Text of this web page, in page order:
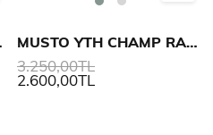
MUSTO YTH CHAMP RASH GUARD
2.600,00TL
3.250,00TL